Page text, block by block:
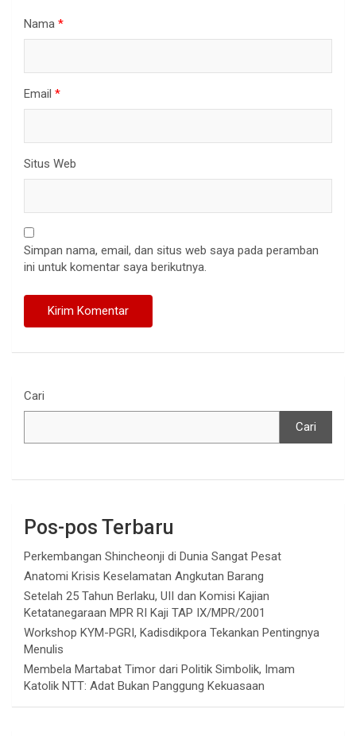
Nama *
Email *
Situs Web
Simpan nama, email, dan situs web saya pada peramban
ini untuk komentar saya berikutnya.
Cari
Cari
Pos-pos Terbaru
Perkembangan Shincheonji di Dunia Sangat Pesat
Anatomi Krisis Keselamatan Angkutan Barang
Setelah 25 Tahun Berlaku, UII dan Komisi Kajian
Ketatanegaraan MPR RI Kaji TAP IX/MPR/2001
Workshop KYM-PGRI, Kadisdikpora Tekankan Pentingnya
Menulis
Membela Martabat Timor dari Politik Simbolik, Imam
Katolik NTT: Adat Bukan Panggung Kekuasaan